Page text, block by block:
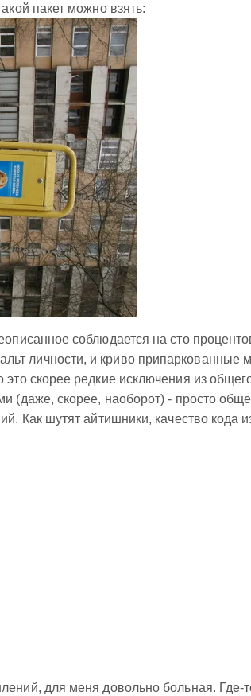
пакет можно взять:
соблюдается на сто
личности, и криво припаркованные
скорее редкие исключения из
(даже, скорее, наоборот) - просто
Как шутят айтишники, качество кода
для меня довольно больная. Где-